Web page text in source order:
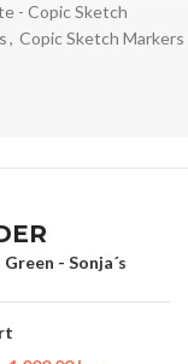
- Copic Sketch
, Copic Sketch Markers
- Sonja´s